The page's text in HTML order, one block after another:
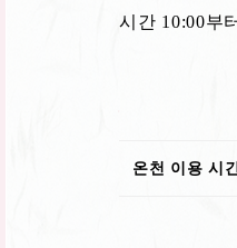
시간 10:00부
온천 이용 시